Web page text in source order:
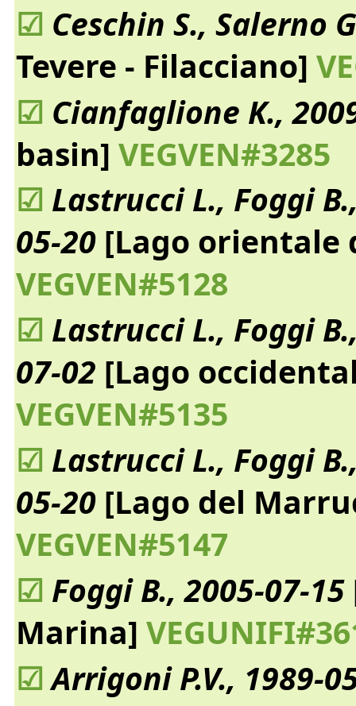
☑ Ceschin S., Salerno
Tevere - Filacciano]
☑ Cianfaglione K.,
basin] VEGVEN#3285
☑ Lastrucci L., Foggi
05-20[Lago orientale
VEGVEN#5128
☑ Lastrucci L., Foggi
07-02 [Lago
VEGVEN#5135
☑ Lastrucci L., Foggi
05-20[Lago del
VEGVEN#5147
☑ Foggi B., 2005-07-15
Marina]
☑ Arrigoni P.V., 1989-